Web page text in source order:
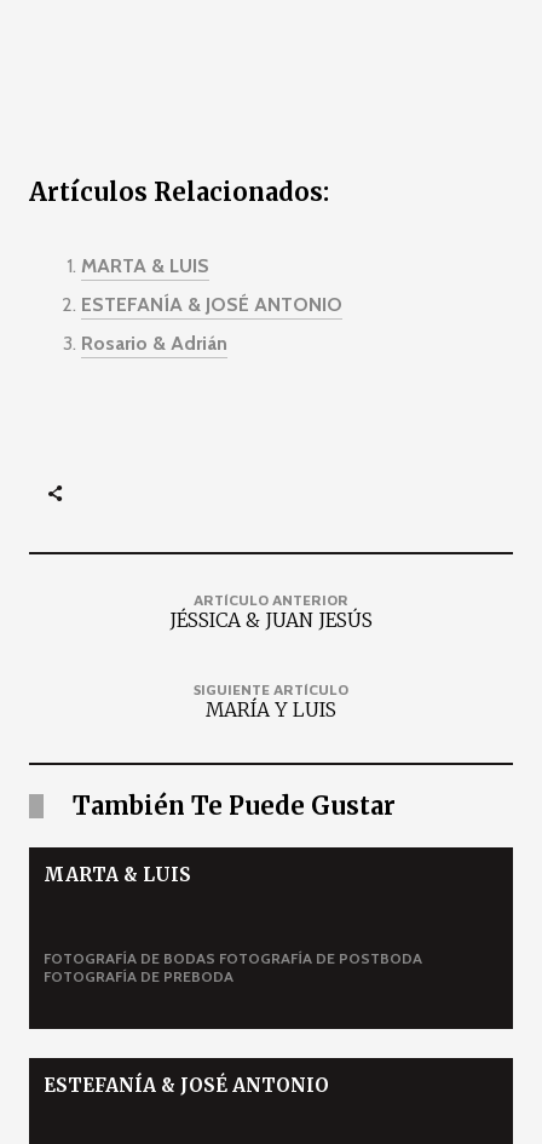
Artículos Relacionados:
MARTA & LUIS
ESTEFANÍA & JOSÉ ANTONIO
Rosario & Adrián
ARTÍCULO ANTERIOR
JÉSSICA & JUAN JESÚS
SIGUIENTE ARTÍCULO
MARÍA Y LUIS
También Te Puede Gustar
MARTA & LUIS
FOTOGRAFÍA DE BODAS FOTOGRAFÍA DE POSTBODA
FOTOGRAFÍA DE PREBODA
ESTEFANÍA & JOSÉ ANTONIO